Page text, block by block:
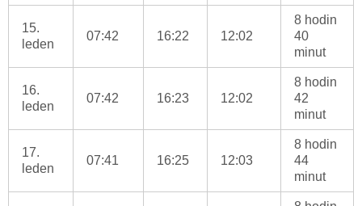
15.
leden
07:42 16:22 12:02
8 hodin
40
minut
16.
leden
07:42 16:23 12:02
8 hodin
42
minut
17.
leden
07:41 16:25 12:03
8 hodin
44
minut